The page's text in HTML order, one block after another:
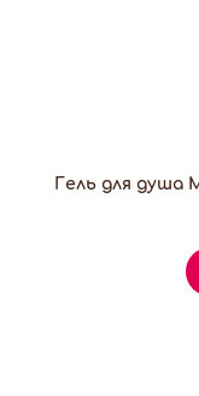
Гель для душа